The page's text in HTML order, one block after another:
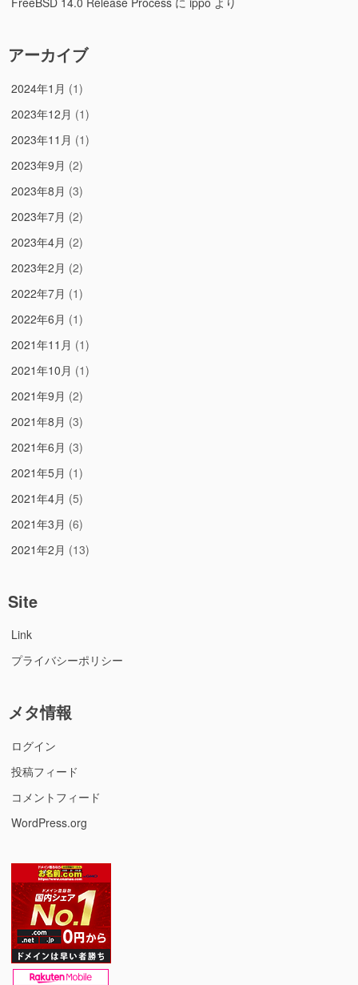
アーカイブ
2024年1月 (1)
2023年12月 (1)
2023年11月 (1)
2023年9月 (2)
2023年8月 (3)
2023年7月 (2)
2023年4月 (2)
2023年2月 (2)
2022年7月 (1)
2022年6月 (1)
2021年11月 (1)
2021年10月 (1)
2021年9月 (2)
2021年8月 (3)
2021年6月 (3)
2021年5月 (1)
2021年4月 (5)
2021年3月 (6)
2021年2月 (13)
Site
Link
プライバシーポリシー
メタ情報
ログイン
投稿フィード
コメントフィード
WordPress.org